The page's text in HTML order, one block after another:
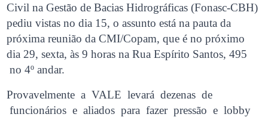
Civil na Gestão de Bacias Hidrográficas (Fonasc-CBH)
pediu vistas no dia 15, o assunto está na pauta da
próxima reunião da CMI/Copam, que é no próximo
dia 29, sexta, às 9 horas na Rua Espírito Santos, 495
no 4º andar.
Provavelmente a VALE levará dezenas de
funcionários e aliados para fazer pressão e lobby